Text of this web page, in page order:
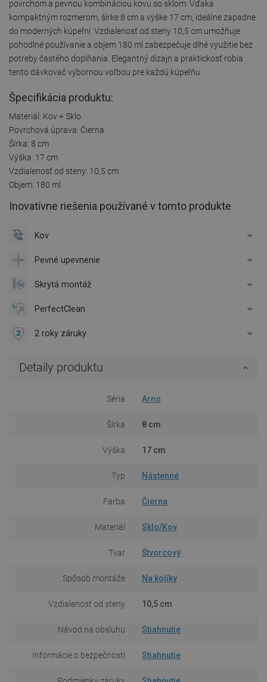
povrchom a pevnou kombináciou kovu so sklom. Vďaka
kompaktným rozmerom, šírke 8 cm a výške 17 cm, ideálne zapadne
do moderných kúpeľní. Vzdialenosť od steny 10,5 cm umožňuje
pohodlné používanie a objem 180 ml zabezpečuje dlhé využitie bez
potreby častého doplňania. Elegantný dizajn a praktickosť robia
tento dávkovač výbornou voľbou pre každú kúpeľňu.
Špecifikácia produktu:
Materiál: Kov + Sklo
Povrchová úprava: Čierna
Šírka: 8 cm
Výška: 17 cm
Vzdialenosť od steny: 10,5 cm
Objem: 180 ml
Inovatívne riešenia používané v tomto produkte
Kov
Pevné upevnenie
Skrytá montáž
PerfectClean
2 roky záruky
Detaily produktu
Séria Arno
Šírka 8 cm
Výška 17 cm
Typ Nástenné
Farba Čierna
Materiál Sklo/Kov
Tvar Štvorcový
Spôsob montáže Na kolíky
Vzdialenosť od steny 10,5 cm
Návod na obsluhu Stiahnutie
Informácie o bezpečnosti Stiahnutie